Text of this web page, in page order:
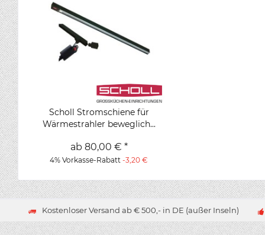
Scholl Stromschiene für
Wärmestrahler beweglich...
ab 80,00 € *
4% Vorkasse-Rabatt-3,20 €
Kostenloser Versand ab € 500,- in DE (außer Inseln)